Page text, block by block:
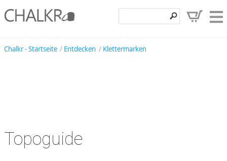
Chalkr - Startseite Entdecken Klettermarken
Topoguide